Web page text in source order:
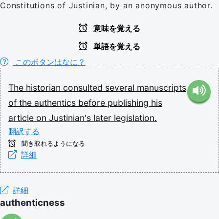
Constitutions of Justinian, by an anonymous author.
意味を覚える
単語を覚える
このボタンはなに？
The historian consulted several manuscripts
of the authentics before publishing his
article on Justinian's later legislation.
翻訳する
聞き取れるようになる
詳細
詳細
authenticness